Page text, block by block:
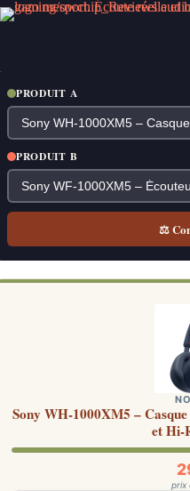
Passer
au
PRODUIT A
PRODUIT B
⚖
Sony WH-1000XM5 –
et Hi-
prix